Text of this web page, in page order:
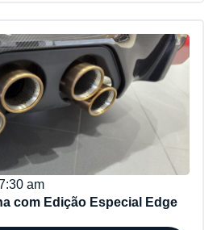
am
com Edição Especial Edge